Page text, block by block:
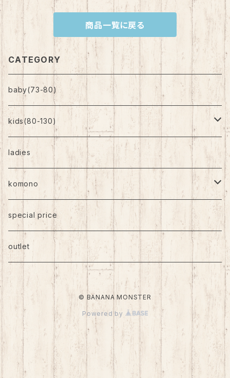
商品一覧に戻る
CATEGORY
baby(73-80)
kids(80-130)
トップス
ボトムス
ワンピース
ladies
komono
帽子
靴下
バッグ
アクセサリー
その他
special price
outlet
© BANANA MONSTER
Powered by